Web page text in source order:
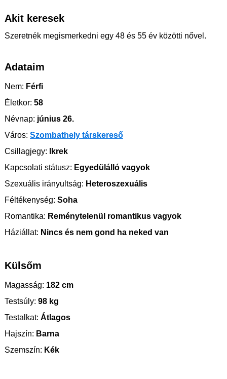
Akit keresek
Szeretnék megismerkedni egy 48 és 55 év közötti nővel.
Adataim
Nem: Férfi
Életkor: 58
Névnap: június 26.
Város: Szombathely társkereső
Csillagjegy: Ikrek
Kapcsolati státusz: Egyedülálló vagyok
Szexuális irányultság: Heteroszexuális
Féltékenység: Soha
Romantika: Reménytelenül romantikus vagyok
Háziállat: Nincs és nem gond ha neked van
Külsőm
Magasság: 182 cm
Testsúly: 98 kg
Testalkat: Átlagos
Hajszín: Barna
Szemszín: Kék